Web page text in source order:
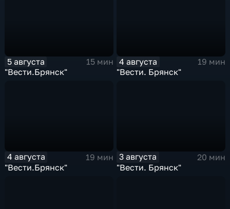
5 августа
15 мин
"Вести.Брянск"
4 августа
19 мин
"Вести. Брянск"
4 августа
19 мин
"Вести.Брянск"
3 августа
20 мин
"Вести. Брянск"